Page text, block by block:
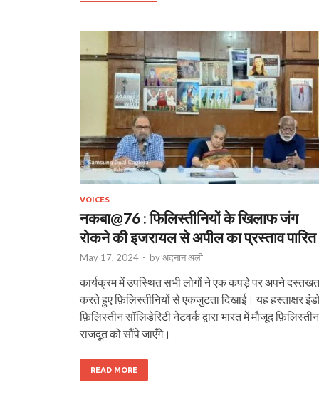
VOICES
नकबा@76 : फिलिस्तीनियों के खिलाफ जंग
रोकने की इजरायल से अपील का प्रस्ताव पारित
May 17, 2024 - byअदनान अली
कार्यक्रम में उपस्थित सभी लोगों ने एक कपड़े पर अपने दस्तखत
करते हुए फ़िलिस्तीनियों से एकजुटता दिखाई। यह हस्ताक्षर
फ़िलिस्तीन सॉलिडेरिटी नेटवर्क द्वारा भारत में मौजूद फ़िलिस्तीन
राजदूत को सौंपे जाएँगे।
READ MORE